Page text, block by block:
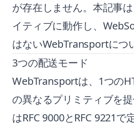
が存在しません。本記事
イティブに動作し、
はないWebTransportにつ
3つの配送モード
WebTransportは、1つの
の異なるプリミティブを
はRFC 9000とRFC 9221